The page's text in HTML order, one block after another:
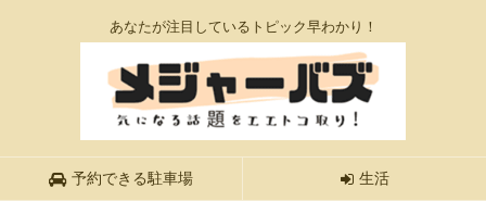
あなたが注目しているトピック早わかり！
予約できる駐車場 生活